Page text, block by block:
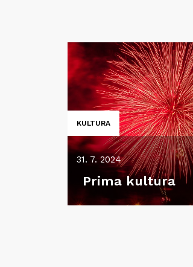
KULTURA
31. 7. 2024
Prima kultura